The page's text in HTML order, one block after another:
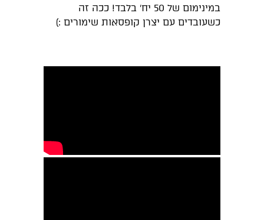
במינימום של 50 יח' בלבד! ככה זה
כשעובדים עם יצרן קופסאות שימורים :)